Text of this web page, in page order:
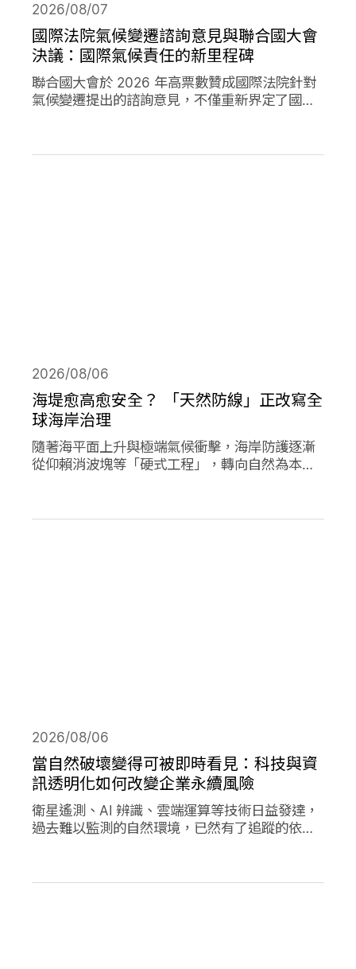
國際法院氣候變遷諮詢意見與聯合國大會
決議：國際氣候責任的新里程碑
2026/08/07
聯合國大會於 2026 年高票數贊成國際法院針對
氣候變遷提出的諮詢意見，不僅重新界定了國際
律責任的承諾。
海堤愈高愈安全？ 「天然防線」正改寫全
球海岸治理
2026/08/06
隨著海平面上升與極端氣候衝擊，海岸防護逐漸
從仰賴消波塊等「硬式工程」，轉向自然為本的
成為守護海岸的「天然防線」。
當自然破壞變得可被即時看見：科技與資
訊透明化如何改變企業永續風險
2026/08/06
衛星遙測、AI 辨識、雲端運算等技術日益發達，
過去難以監測的自然環境，已然有了追蹤的依